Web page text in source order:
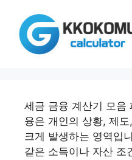
세금 금융 계산기 모음
융은 개인의 상황, 제
크게 발생하는 영역입
같은 소득이나 자산 조